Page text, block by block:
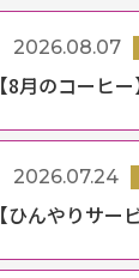
【8月のコーヒー
2026.08.07
【ひんやりサー
2026.07.24